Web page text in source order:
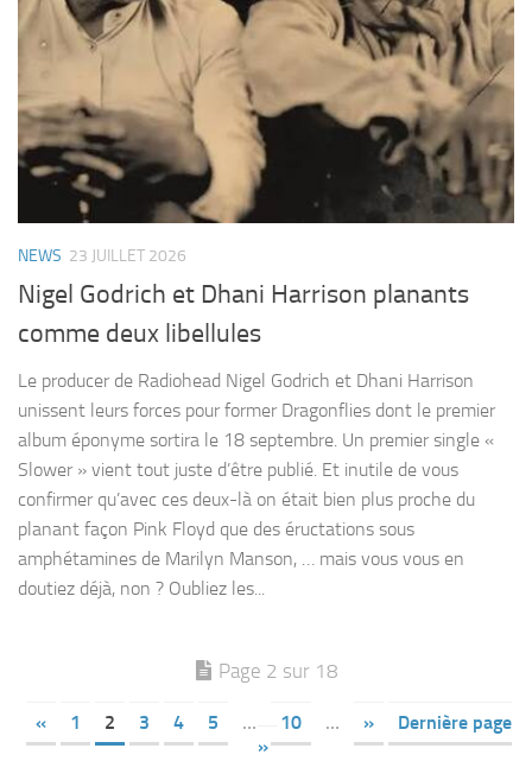
NEWS 23 JUILLET 2026
Nigel Godrich et Dhani Harrison planants
comme deux libellules
Le producer de Radiohead Nigel Godrich et Dhani Harrison
unissent leurs forces pour former Dragonflies dont le premier
album éponyme sortira le 18 septembre. Un premier single «
Slower » vient tout juste d’être publié. Et inutile de vous
confirmer qu’avec ces deux-là on était bien plus proche du
planant façon Pink Floyd que des éructations sous
amphétamines de Marilyn Manson, … mais vous vous en
doutiez déjà, non ? Oubliez les...
Page 2 sur 18
« 1 2 3 4 5 … 10 … »
Dernière page
»